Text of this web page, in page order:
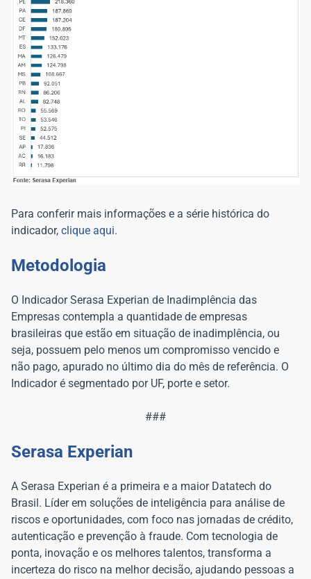
Para conferir mais informações e a série histórica do
indicador, clique aqui.
Metodologia
O Indicador Serasa Experian de Inadimplência das
Empresas contempla a quantidade de empresas
brasileiras que estão em situação de inadimplência, ou
seja, possuem pelo menos um compromisso vencido e
não pago, apurado no último dia do mês de referência. O
Indicador é segmentado por UF, porte e setor.
###
Serasa Experian
A Serasa Experian é a primeira e a maior Datatech do
Brasil. Líder em soluções de inteligência para análise de
riscos e oportunidades, com foco nas jornadas de crédito,
autenticação e prevenção à fraude. Com tecnologia de
ponta, inovação e os melhores talentos, transforma a
incerteza do risco na melhor decisão, ajudando pessoas a